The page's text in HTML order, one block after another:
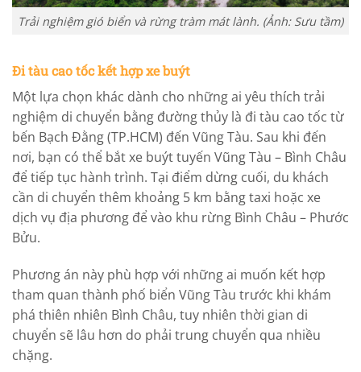
Trải nghiệm gió biển và rừng tràm mát lành. (Ảnh: Sưu tầm)
Đi tàu cao tốc kết hợp xe buýt
Một lựa chọn khác dành cho những ai yêu thích trải
nghiệm di chuyển bằng đường thủy là đi tàu cao tốc từ
bến Bạch Đằng (TP.HCM) đến Vũng Tàu. Sau khi đến
nơi, bạn có thể bắt xe buýt tuyến Vũng Tàu – Bình Châu
để tiếp tục hành trình. Tại điểm dừng cuối, du khách
cần di chuyển thêm khoảng 5 km bằng taxi hoặc xe
dịch vụ địa phương để vào khu rừng Bình Châu – Phước
Bửu.
Phương án này phù hợp với những ai muốn kết hợp
tham quan thành phố biển Vũng Tàu trước khi khám
phá thiên nhiên Bình Châu, tuy nhiên thời gian di
chuyển sẽ lâu hơn do phải trung chuyển qua nhiều
chặng.